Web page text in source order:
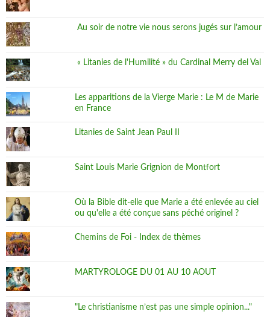
Au soir de notre vie nous serons jugés sur l’amour
« Litanies de l'Humilité » du Cardinal Merry del Val
Les apparitions de la Vierge Marie : Le M de Marie
en France
Litanies de Saint Jean Paul II
Saint Louis Marie Grignion de Montfort
Où la Bible dit-elle que Marie a été enlevée au ciel
ou qu'elle a été conçue sans péché originel ?
Chemins de Foi - Index de thèmes
MARTYROLOGE DU 01 AU 10 AOUT
"Le christianisme n’est pas une simple opinion..."